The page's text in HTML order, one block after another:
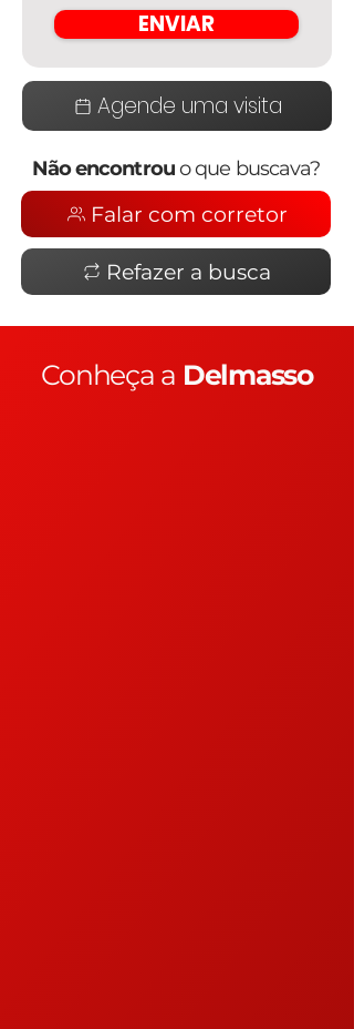
ENVIAR
Agende uma visita
Não encontrouo que buscava?
Falar com corretor
Refazer a busca
Conheça a Delmasso